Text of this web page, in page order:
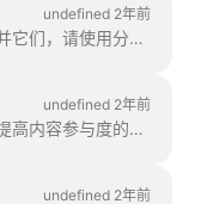
undefined 2年前
如果您已创建字幕并希望分割或合并它们，请使用分割字幕功能或回车键和退格键。使用这些选项可以...
undefined 2年前
为视频添加字幕是接触更多观众和提高内容参与度的有效方法。使用 Wave.video，您可以轻松地为视频添加自动字幕。
undefined 2年前